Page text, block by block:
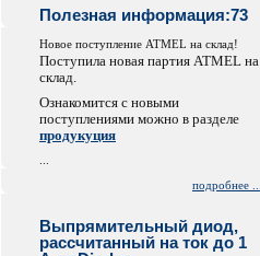
Полезная информация:73
Новое поступление ATMEL на склад!
Поступила новая партия ATMEL на
склад.
Ознакомится с новыми
поступлениями можно в разделе
продукуция
подробнее ...
Выпрямительный диод,
рассчитанный на ток до 1